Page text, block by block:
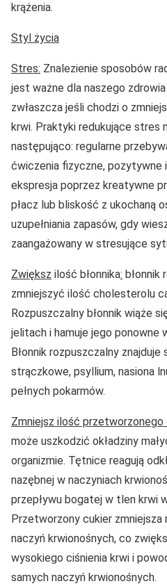
krążenia.
Styl życia
Stres: Znalezienie sposobów
jest ważne dla naszego
zwłaszcza jeśli chodzi o
krwi. Praktyki redukujące stres
następująco: regularne
ćwiczenia fizyczne, pozytywne
ekspresja poprzez kreatywne
płacz lub bliskość z ukochaną
uzupełniania zapasów, gdy
zaangażowany w stresujące
Zwiększ ilość błonnika: błonnik
zmniejszyć ilość cholesterolu
Rozpuszczalny błonnik wiąże
jelitach i hamuje jego ponowne
Błonnik rozpuszczalny znajduje
strączkowe, psyllium, nasiona
pełnych pokarmów.
Zmniejsz ilość przetworzonego
może uszkodzić okładziny
organizmie. Tętnice reagują
nazębnej w naczyniach
przepływu bogatej w tlen krwi
Przetworzony cukier
naczyń krwionośnych, co
wysokiego ciśnienia krwi i
samych naczyń krwionośnych.